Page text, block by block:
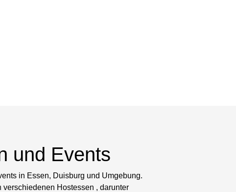
und Events
in Essen, Duisburg und Umgebung.
Hostessen , darunter